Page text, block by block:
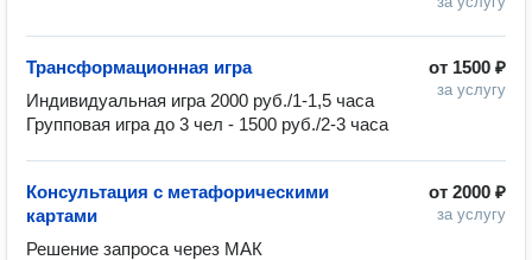
от 1500 ₽
за услугу
Трансформационная игра
Индивидуальная игра 2000 руб./1-1,5 часа
Групповая игра до 3 чел - 1500 руб./2-3 часа
от 2000 ₽
за услугу
Консультация с метафорическими
картами
Решение запроса через МАК